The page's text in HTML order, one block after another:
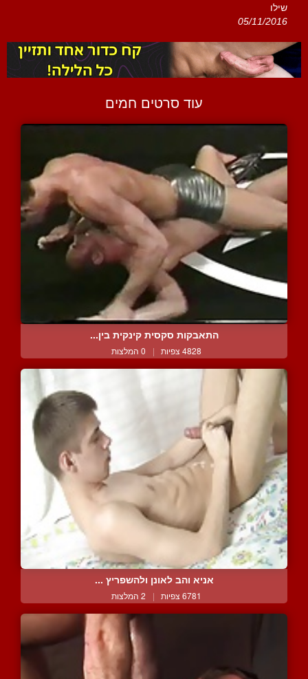
שילו
05/11/2016
עוד סרטים חמים
התאבקות סקסית קינקית בין...
4828 צפיות | 0 המלצות
אניא והב לאונן ולהשפריץ ...
6781 צפיות | 2 המלצות